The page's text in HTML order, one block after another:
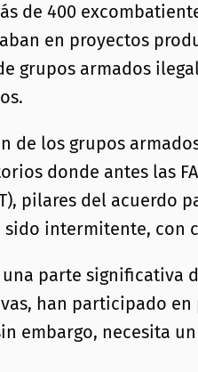
de 400
en proyectos
grupos armados
de los grupos
donde antes las
pilares del acuerdo
sido intermitente,
una parte significativa
han participado
embargo, necesita